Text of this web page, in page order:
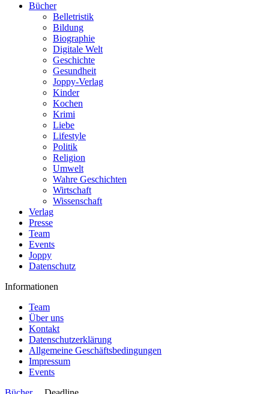
Bücher
Belletristik
Bildung
Biographie
Digitale Welt
Geschichte
Gesundheit
Joppy-Verlag
Kinder
Kochen
Krimi
Liebe
Lifestyle
Politik
Religion
Umwelt
Wahre Geschichten
Wirtschaft
Wissenschaft
Verlag
Presse
Team
Events
Joppy
Datenschutz
Informationen
Team
Über uns
Kontakt
Datenschutzerklärung
Allgemeine Geschäftsbedingungen
Impressum
Events